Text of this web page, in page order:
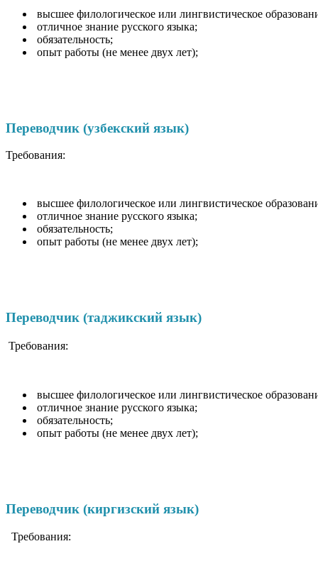
высшее филологическое или лингвистическое
отличное знание русского языка;
обязательность;
опыт работы (не менее двух лет);
Переводчик (узбекский язык)
Требования:
высшее филологическое или лингвистическое
отличное знание русского языка;
обязательность;
опыт работы (не менее двух лет);
Переводчик (таджикский язык)
Требования:
высшее филологическое или лингвистическое
отличное знание русского языка;
обязательность;
опыт работы (не менее двух лет);
Переводчик (киргизский язык)
Требования: